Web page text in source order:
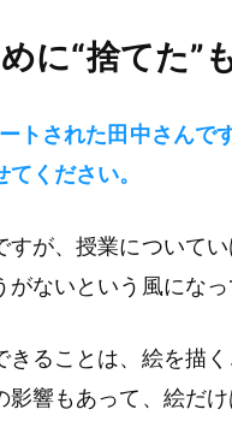
に“捨てた”
トされた田中さんで
ください。
が、授業についてい
ないという風になっ
ることは、絵を描
響もあって、絵だ